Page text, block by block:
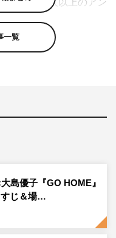
のべ10万人以上のアン
アイスといえばコレ！
で感動をくれた！日本
マより『GO HOME
ムの小芝風花、大島優
、『マル秘の密子さ
田彩良、『降り積もれ
愛、山下美月が登場。
ムの櫻井翔、吉田沙保
一覧
島優子『GO HOME』
じ＆場…